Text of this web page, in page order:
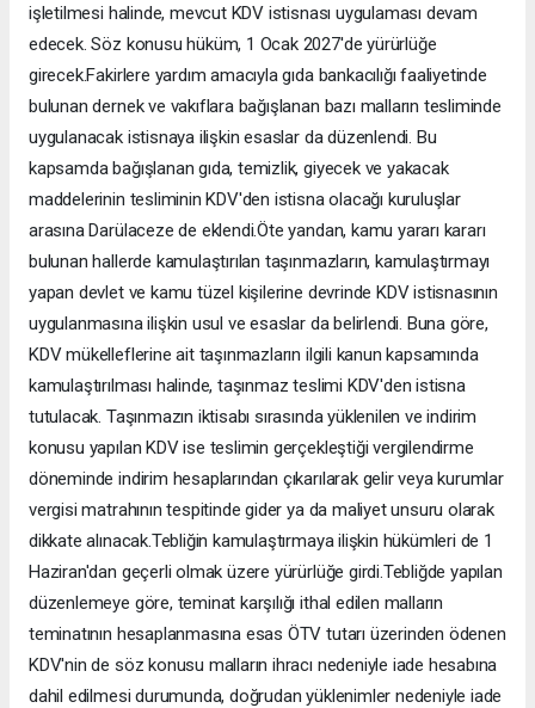
işletilmesi halinde, mevcut KDV istisnası uygulaması devam
edecek. Söz konusu hüküm, 1 Ocak 2027'de yürürlüğe
girecek.Fakirlere yardım amacıyla gıda bankacılığı faaliyetinde
bulunan dernek ve vakıflara bağışlanan bazı malların tesliminde
uygulanacak istisnaya ilişkin esaslar da düzenlendi. Bu
kapsamda bağışlanan gıda, temizlik, giyecek ve yakacak
maddelerinin tesliminin KDV'den istisna olacağı kuruluşlar
arasına Darülaceze de eklendi.Öte yandan, kamu yararı kararı
bulunan hallerde kamulaştırılan taşınmazların, kamulaştırmayı
yapan devlet ve kamu tüzel kişilerine devrinde KDV istisnasının
uygulanmasına ilişkin usul ve esaslar da belirlendi. Buna göre,
KDV mükelleflerine ait taşınmazların ilgili kanun kapsamında
kamulaştırılması halinde, taşınmaz teslimi KDV'den istisna
tutulacak. Taşınmazın iktisabı sırasında yüklenilen ve indirim
konusu yapılan KDV ise teslimin gerçekleştiği vergilendirme
döneminde indirim hesaplarından çıkarılarak gelir veya kurumlar
vergisi matrahının tespitinde gider ya da maliyet unsuru olarak
dikkate alınacak.Tebliğin kamulaştırmaya ilişkin hükümleri de 1
Haziran'dan geçerli olmak üzere yürürlüğe girdi.Tebliğde yapılan
düzenlemeye göre, teminat karşılığı ithal edilen malların
teminatının hesaplanmasına esas ÖTV tutarı üzerinden ödenen
KDV'nin de söz konusu malların ihracı nedeniyle iade hesabına
dahil edilmesi durumunda, doğrudan yüklenimler nedeniyle iade